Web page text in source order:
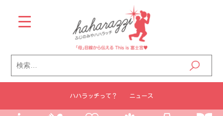
content
ハハラッチって？ ニュース
索: